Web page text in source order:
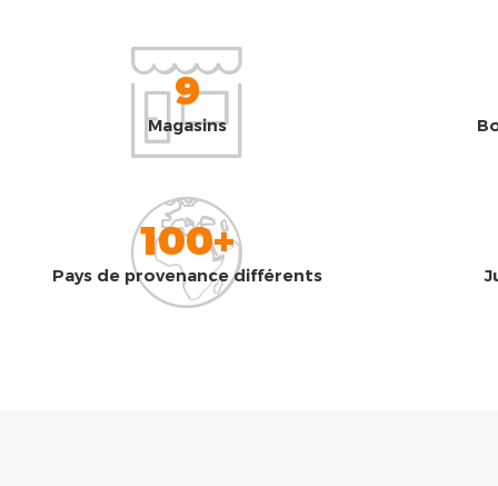
9
Magasins
100+
Pays de provenance différents